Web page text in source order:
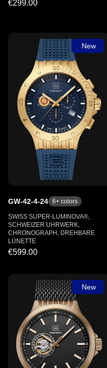
€299.00
New
GW-42-4-24 6+ colors
SWISS SUPER-LUMINOVA®,
SCHWEIZER UHRWERK,
CHRONOGRAPH, DREHBARE
LÜNETTE
€599.00
New